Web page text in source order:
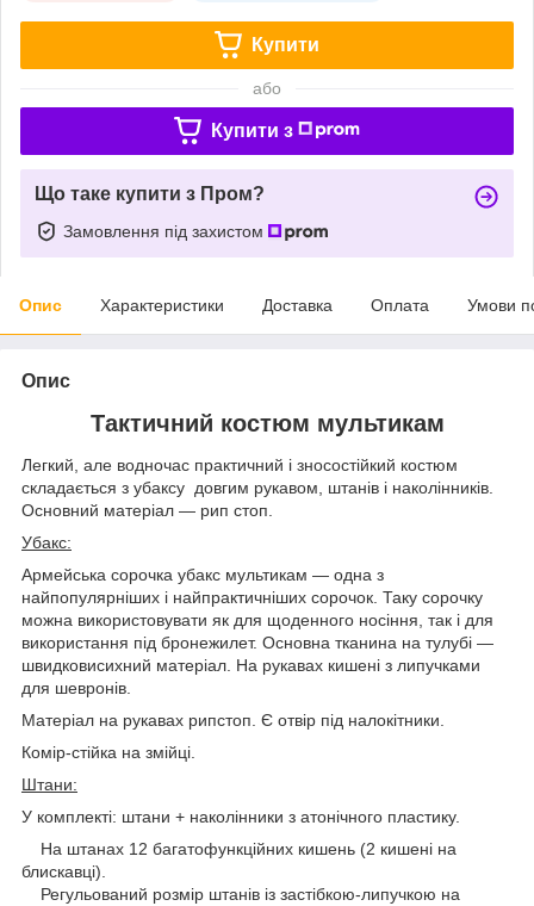
Купити
або
Купити з
Що таке купити з Пром?
Замовлення під захистом
Опис Характеристики Доставка Оплата Умови
Опис
Тактичний костюм мультикам
Легкий, але водночас практичний і зносостійкий костюм
складається з убаксу довгим рукавом, штанів і наколінників.
Основний матеріал — рип стоп.
Убакс:
Армейська сорочка убакс мультикам — одна з
найпопулярніших і найпрактичніших сорочок. Таку сорочку
можна використовувати як для щоденного носіння, так і для
використання під бронежилет. Основна тканина на тулубі —
швидковисихний матеріал. На рукавах кишені з липучками
для шевронів.
Матеріал на рукавах рипстоп. Є отвір під налокітники.
Комір-стійка на змійці.
Штани:
У комплекті: штани + наколінники з атонічного пластику.
На штанах 12 багатофункційних кишень (2 кишені на
блискавці).
Регульований розмір штанів із застібкою-липучкою на